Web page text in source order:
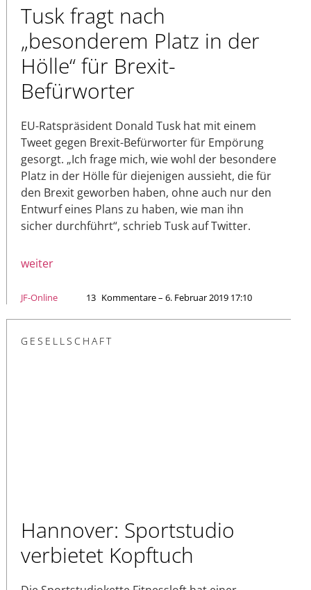
Tusk fragt nach
„besonderem Platz in der
Hölle“ für Brexit-
Befürworter
EU-Ratspräsident Donald Tusk hat mit einem
Tweet gegen Brexit-Befürworter für Empörung
gesorgt. „Ich frage mich, wie wohl der besondere
Platz in der Hölle für diejenigen aussieht, die für
den Brexit geworben haben, ohne auch nur den
Entwurf eines Plans zu haben, wie man ihn
sicher durchführt“, schrieb Tusk auf Twitter.
weiter
JF-Online 13 Kommentare – 6. Februar 2019 17:10
GESELLSCHAFT
Hannover: Sportstudio
verbietet Kopftuch